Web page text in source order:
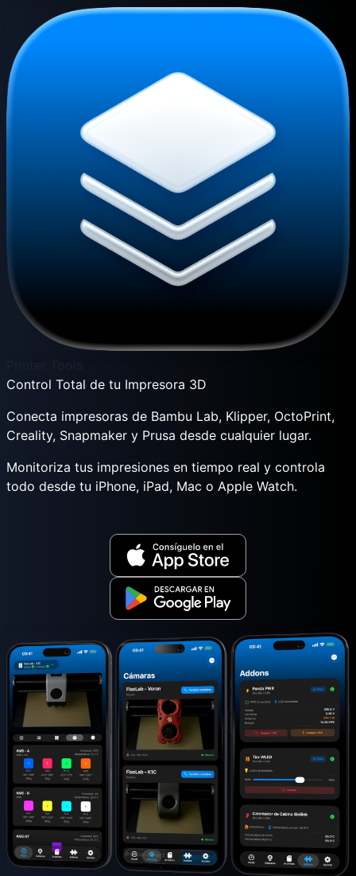
Control Total de tu Impresora 3D
Conecta impresoras de Bambu Lab, Klipper, OctoPrint,
Creality, Snapmaker y Prusa desde cualquier lugar.
Monitoriza tus impresiones en tiempo real y controla
todo desde tu iPhone, iPad, Mac o Apple Watch.